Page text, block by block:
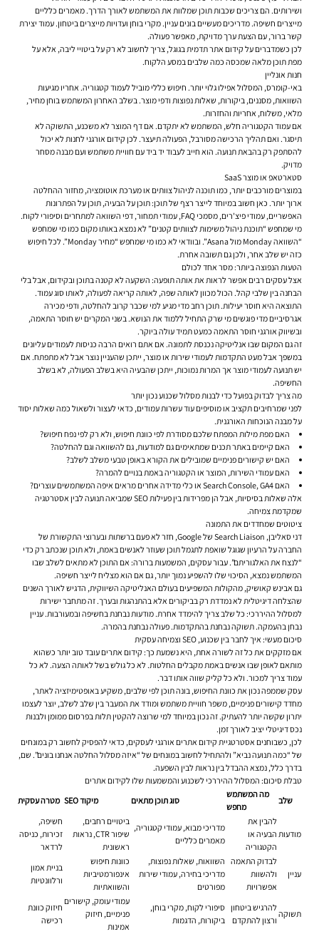
ושירותים. הם צריכים שכבות תוכן שמלוות את המשתמש לאורך הדרך. מאמרים כלליים
מייצרים חשיפה. מדריכים מעשיים בונים עניין. מקרי בוחן ועדויות מייצרים ביטחון. עמוד יצירת
קשר ברור, עם הצעת ערך מדויקת, מאפשר פעולה.
לכן כשמדברים על קידום אתר תדמית בגוגל, צריך לחשוב לא רק על ביטויי ליבה, אלא על
מפת תוכן מלאה שמכסה כמה שלבים במסע הלקוח.
חנות אונליין
באי-קומרס, המסלול אפילו גלוי יותר. חיפוש כללי מוביל לעמוד קטגוריה. אחריו מגיעות
השוואות, מסננים, ביקורות, שאלות נפוצות ודפי מוצר. בשלב האחרון המשתמש בוחן מחיר,
מלאי, משלוח, אחריות והחזרות.
אם עמוד הקטגוריה חלש, המשתמש לא יתקדם. אם דף המוצר לא משכנע, התשוקה לא
תיסגר. ואם תהליך הרכישה מסורבל, הפעולה תיעצר. לכן קידום אורגני לחנות לא יכול
להסתפק רק בהבאת תנועה. הוא חייב לעבוד יד ביד עם חוויית משתמש ועם מבנה מסחר
מדויק.
סטארטאפ או מוצר SaaS
במוצרים מורכבים יותר, כמו תוכנה לניהול צוותים או מערכת אוטומציה, מחזור ההחלטה
ארוך יותר. כאן חשוב במיוחד לייצר רצף של תוכן: תוכן על הבעיה, תוכן על הפתרונות
האפשריים, עמודי פיצ'רים, מסמכי FAQ, עמודי תמחור, דפי השוואה למתחרים וסיפורי לקוח.
מי שמחפש “תוכנת ניהול משימות לצוותים קטנים” לא נמצא באותו מקום כמו מי שמחפש
“השוואה Monday מול Asana”. ובוודאי לא כמו מי שמחפש “מחיר Monday”. לכל חיפוש
כזה יש שלב אחר, ולכן גם תשובה אחרת.
הטעות הנפוצה ביותר: מסר אחד לכולם
אצל עסקים רבים אפשר לראות את אותה תופעה: השקעה לא קטנה בתוכן ובקידום, אבל בלי
הבחנה בין שלבי קהל. הכול מכוון לאותה שפה, לאותה קריאה לפעולה, לאותו סוג עמוד.
התוצאה היא חוסר יעילות. תוכן רחב מדי מגיע למי שכבר קרוב להחלטה, ודפי מכירה
אגרסיביים מדי פוגשים מי שרק התחיל ללמוד את הנושא. בשני המקרים יש חוסר התאמה,
ובשיווק אורגני חוסר התאמה כמעט תמיד עולה ביוקר.
זה גם המקום שבו אנליטיקה נכנסת לתמונה. אם אתם רואים הרבה כניסות לעמודים עליונים
במשפך אבל מעט התקדמות לעמודי שירות או מוצר, ייתכן שהעניין נוצר אבל לא מתפתח. אם
יש תנועה לעמודי מוצר אך המרות נמוכות, ייתכן שהבעיה היא בשלב הפעולה, לא בשלב
החשיפה.
מה צריך לבדוק בפועל כדי לבנות מסלול שכנוע נכון יותר
לפני שמרחיבים תקציב או מוסיפים עוד עשרות עמודים, כדאי לעצור ולשאול כמה שאלות יסוד
על מבנה הנוכחות האורגנית.
האם מפת מילות המפתח שלכם מסודרת לפי כוונת חיפוש, ולא רק לפי נפח חיפוש?
האם קיימים באתר תכנים שמתאימים גם למודעות, גם להשוואה וגם להחלטה?
האם יש קישורים פנימיים שמובילים את הקורא באופן טבעי משלב לשלב?
האם עמודי השירות, המוצר או הקטגוריה באמת בנויים להמרה?
האם Search Console, GA4 או כלי מדידה אחרים מראים איפה המשתמשים עוצרים?
אלה שאלות בסיסיות, אבל הן מפרידות בין פעילות SEO שמביאה תנועה לבין אסטרטגיה
שמקדמת צמיחה.
ציטוטים שמחדדים את התמונה
דני סאליבן, Search Liaison של Google, חזר לא פעם ברשתות ובערוצי התקשורת של
החברה על הרעיון שגוגל שואפת לתגמל תוכן שעוזר לאנשים באמת, ולא תוכן שנכתב רק כדי
“לנצח את האלגוריתם”. עבור עסקים, המשמעות ברורה: אם התוכן לא מתאים לשלב שבו
המשתמש נמצא, הסיכוי שלו להשפיע נמוך יותר, גם אם הוא מצליח לייצר חשיפה.
גם אבינש קאושיק, מהקולות המשפיעים בעולם האנליטיקה השיווקית, הדגיש לאורך השנים
שהצלחה דיגיטלית לא נמדדת רק בביקורים אלא בהתנהגות ובערך. זה מתחבר ישירות
למסלול ההיררכי: כל שלב צריך להימדד אחרת. מודעות נבחנת בחשיפה ובמעורבות. עניין
נבחן בהעמקה. תשוקה נבחנת בהתקדמות. פעולה נבחנת בהמרה.
סיכום מעשי: איך לחבר בין שכנוע, SEO וצמיחה עסקית
אם מזקקים את כל זה לשורה אחת, היא נשמעת כך: קידום אתרים עובד טוב יותר כשהוא
מותאם לאופן שבו אנשים באמת מקבלים החלטות. לא כל גולש בשל לאותה הצעה. לא כל
עמוד צריך למכור. ולא כל קליק שווה אותו דבר.
עסק שממפה נכון את כוונת החיפוש, בונה תוכן לפי שלבים, משקיע באופטימיזציה לאתר,
מחדד קישורים פנימיים, משפר חוויית משתמש ומודד את המעבר בין שלב לשלב, יוצר לעצמו
יתרון שקשה יותר להעתיק. זה נכון במיוחד למי שרוצה להקטין תלות בפרסום ממומן ולבנות
נכס דיגיטלי יציב לאורך זמן.
לכן, כשבוחנים אסטרטגיית קידום אתרים אורגני לעסקים, כדאי להפסיק לחשוב רק במונחים
של “כמה תנועה נביא” ולהתחיל לחשוב במונחים של “איזה מסלול החלטה אנחנו בונים”. שם,
בדרך כלל, נמצא ההבדל בין נראות לבין השפעה.
טבלת סיכום: המסלול ההיררכי לשכנוע והמשמעות שלו לקידום אתרים
שלב
מה המשתמש
מחפש
סוג תוכן מתאים מיקוד SEO מטרה עסקית
מודעות
להבין את
הבעיה או
הקטגוריה
מדריכי מבוא, עמודי קטגוריה,
מאמרים כלליים
ביטויים רחבים,
שיפור CTR, נראות
ראשונית
חשיפה,
זכירות, כניסה
לרדאר
עניין
לבדוק התאמה
ולהשוות
אפשרויות
השוואות, שאלות נפוצות,
מדריכי בחירה, עמודי שירות
מפורטים
כוונות חיפוש
אינפורמטיביות
והשוואתיות
בניית אמון
ורלוונטיות
תשוקה
להרגיש ביטחון
ורצון להתקדם
סיפורי לקוח, מקרי בוחן,
ביקורות, הדגמות
עמודי עומק, קישורים
פנימיים, חיזוק
אמינות
חיזוק כוונת
רכישה